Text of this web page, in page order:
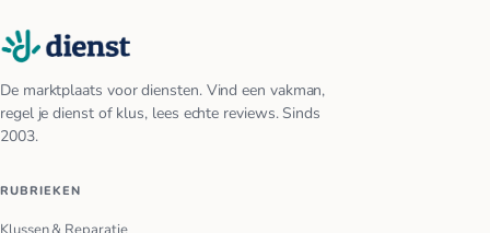
De marktplaats voor diensten. Vind een vakman,
regel je dienst of klus, lees echte reviews. Sinds
2003.
RUBRIEKEN